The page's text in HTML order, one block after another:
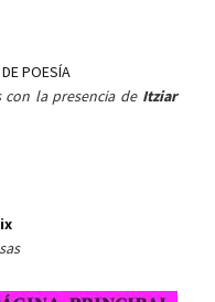
POESÍA
con la presencia de Itziar